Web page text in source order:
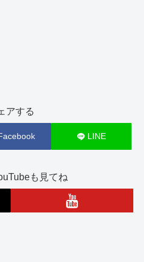
アする
LINE
も見てね